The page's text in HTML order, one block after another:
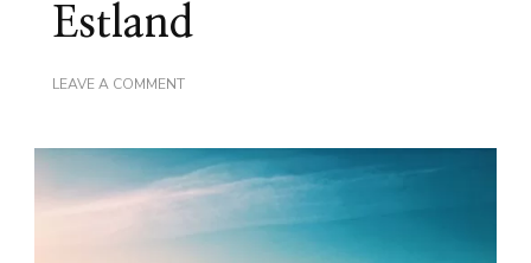
Estland
LEAVE A COMMENTON
EN
MODERNE